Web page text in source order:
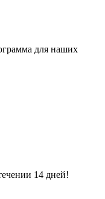
для наших
14 дней!